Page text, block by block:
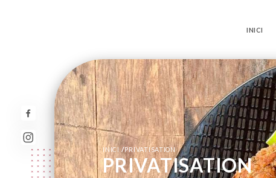
INICI
INICI /PRIVATISATION
PRIVATISATION